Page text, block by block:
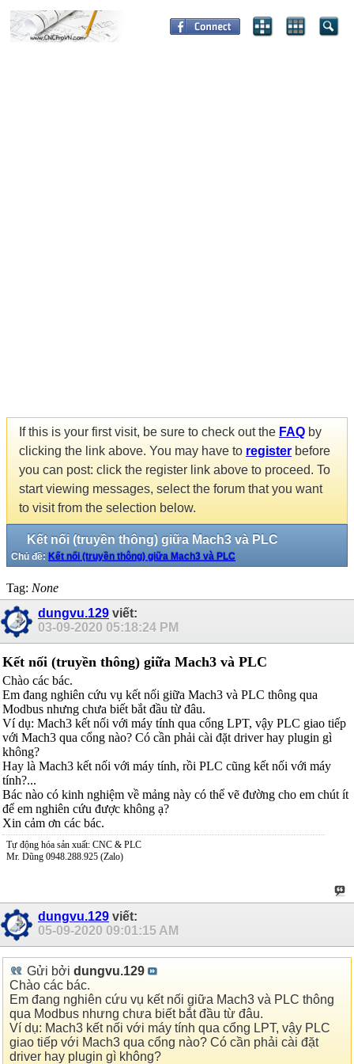
If this is your first visit, be sure to check out the FAQ by
clicking the link above. You may have to register before
you can post: click the register link above to proceed. To
start viewing messages, select the forum that you want
to visit from the selection below.
Kết nối (truyền thông) giữa Mach3 và PLC
Chủ đề: Kết nối (truyền thông) giữa Mach3 và PLC
Tag: None
dungvu.129 viết:
03-09-2020 05:18:24 PM
Kết nối (truyền thông) giữa Mach3 và PLC
Chào các bác.
Em đang nghiên cứu vụ kết nối giữa Mach3 và PLC thông qua
Modbus nhưng chưa biết bắt đầu từ đâu.
Ví dụ: Mach3 kết nối với máy tính qua cổng LPT, vậy PLC giao tiếp
với Mach3 qua cổng nào? Có cần phải cài đặt driver hay plugin gì
không?
Hay là Mach3 kết nối với máy tính, rồi PLC cũng kết nối với máy
tính?...
Bác nào có kinh nghiệm về mảng này có thể vẽ đường cho em chút ít
để em nghiên cứu được không ạ?
Xin cảm ơn các bác.
Tự động hóa sản xuất: CNC & PLC
Mr. Dũng 0948.288.925 (Zalo)
dungvu.129 viết:
05-09-2020 09:01:15 AM
Gửi bởi dungvu.129
Chào các bác.
Em đang nghiên cứu vụ kết nối giữa Mach3 và PLC thông
qua Modbus nhưng chưa biết bắt đầu từ đâu.
Ví dụ: Mach3 kết nối với máy tính qua cổng LPT, vậy PLC
giao tiếp với Mach3 qua cổng nào? Có cần phải cài đặt
driver hay plugin gì không?